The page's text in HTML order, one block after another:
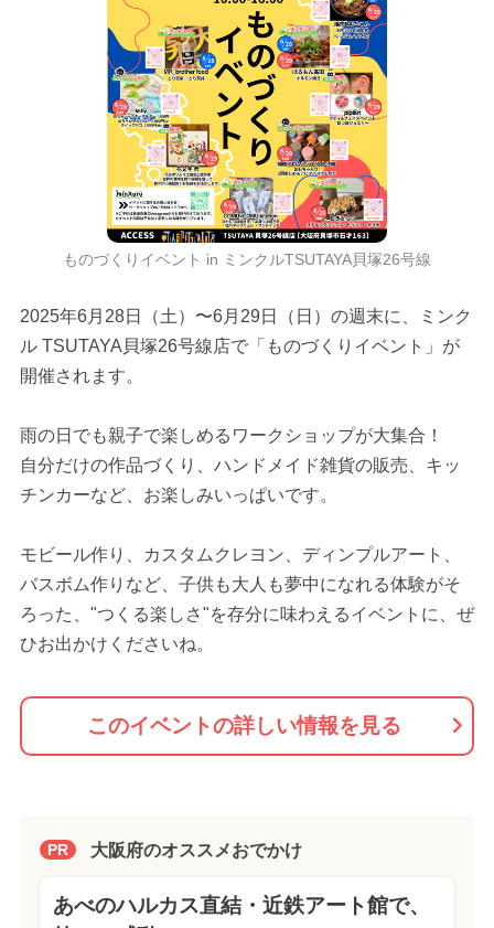
ものづくりイベント in ミンクルTSUTAYA貝塚26号線
2025年6月28日（土）〜6月29日（日）の週末に、ミンク
ル TSUTAYA貝塚26号線店で「ものづくりイベント」が
開催されます。
雨の日でも親子で楽しめるワークショップが大集合！
自分だけの作品づくり、ハンドメイド雑貨の販売、キッ
チンカーなど、お楽しみいっぱいです。
モビール作り、カスタムクレヨン、ディンプルアート、
バスボム作りなど、子供も大人も夢中になれる体験がそ
ろった、"つくる楽しさ"を存分に味わえるイベントに、ぜ
ひお出かけくださいね。
このイベントの詳しい情報を見る
PR 大阪府のオススメおでかけ
あべのハルカス直結・近鉄アート館で、